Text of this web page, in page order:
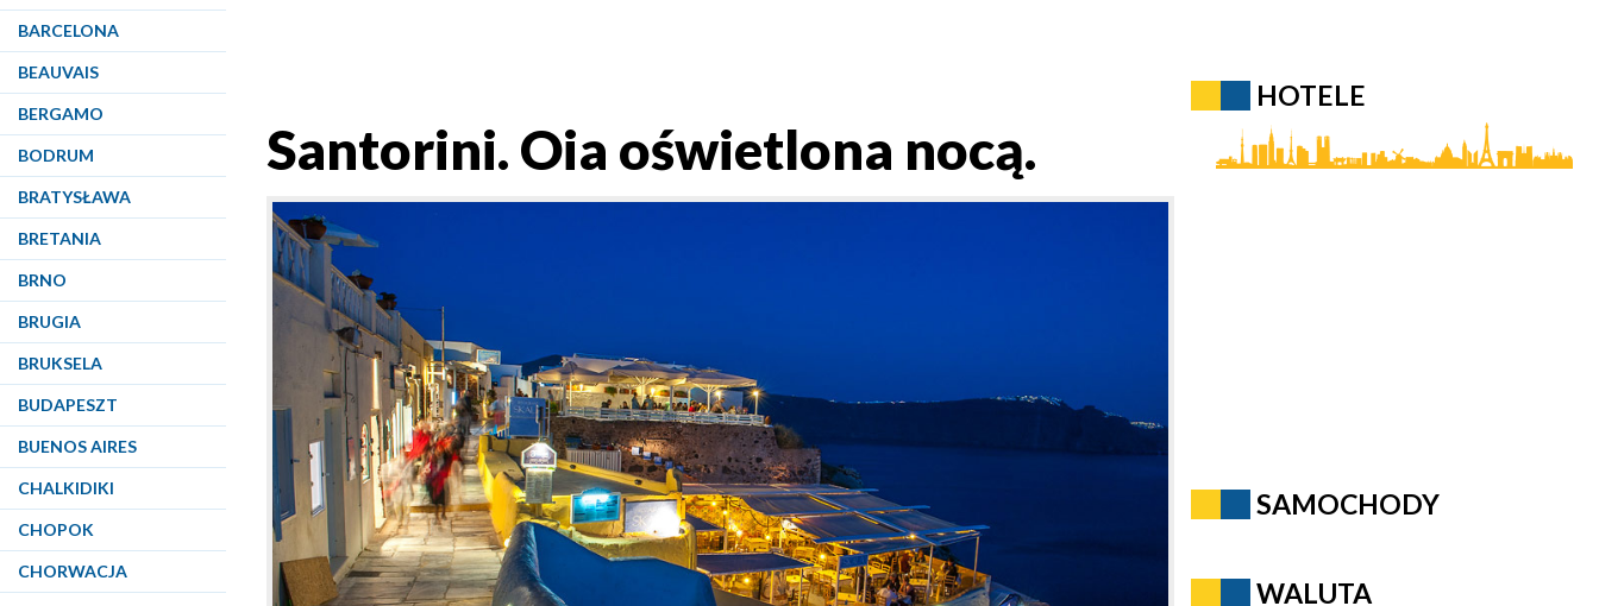
BARCELONA
BEAUVAIS
BERGAMO
BODRUM
BRATYSŁAWA
BRETANIA
BRNO
BRUGIA
BRUKSELA
BUDAPESZT
BUENOS AIRES
CHALKIDIKI
CHOPOK
CHORWACJA
Santorini. Oia oświetlona nocą.
HOTELE
SAMOCHODY
WALUTA